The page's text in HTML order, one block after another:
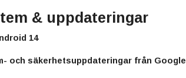
& uppdateringar
14
och säkerhetsuppdateringar från Google